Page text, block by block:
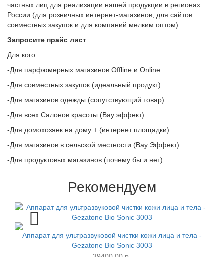
частных лиц для реализации нашей продукции в регионах
России (для розничных интернет-магазинов, для сайтов
совместных закупок и для компаний мелким оптом).
Запросите прайс лист
Для кого:
-Для парфюмерных магазинов Offline и Online
-Для совместных закупок (идеальный продукт)
-Для магазинов одежды (сопутствующий товар)
-Для всех Салонов красоты (Вау эффект)
-Для домохозяек на дому + (интернет площадки)
-Для магазинов в сельской местности (Вау Эффект)
-Для продуктовых магазинов (почему бы и нет)
Рекомендуем
Аппарат для ультразвуковой чистки кожи лица и тела -
Gezatone Bio Sonic 3003